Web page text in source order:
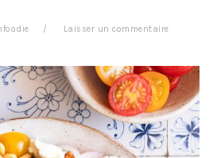
Laisser un commentaire